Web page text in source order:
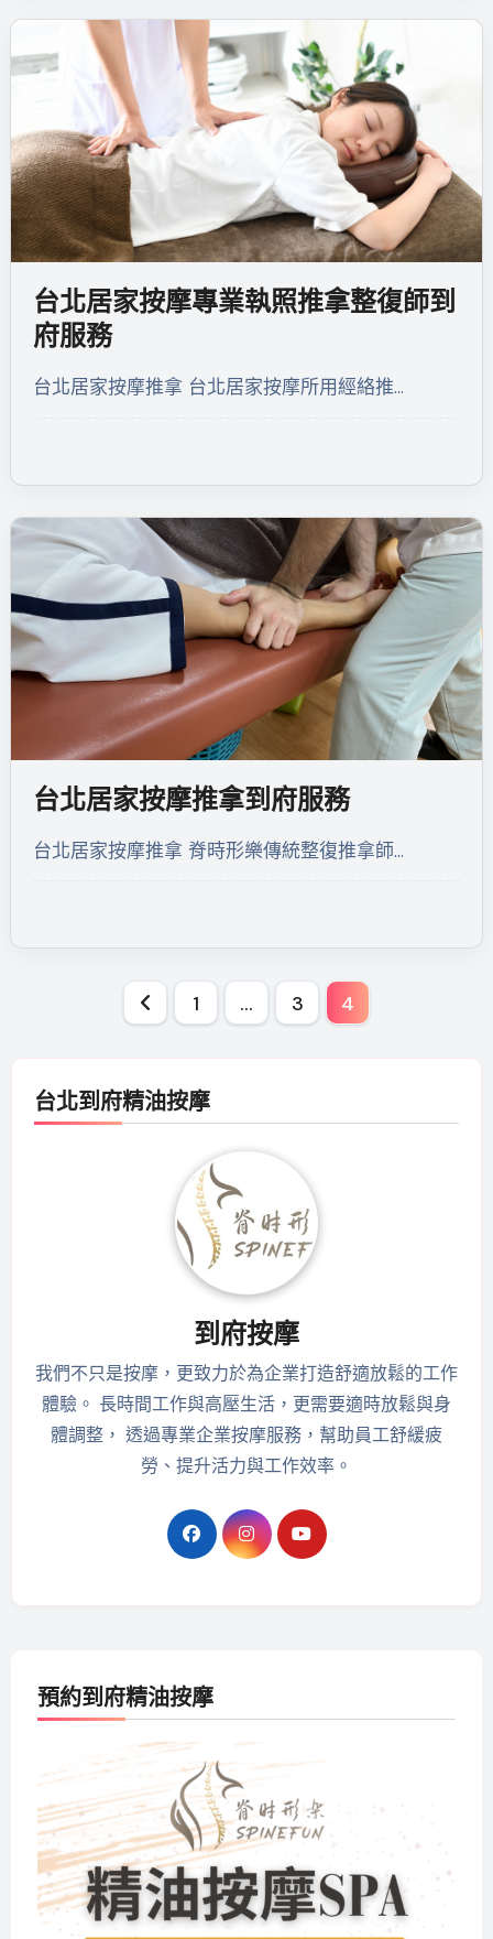
台北居家按摩專業執照推拿整復師到
府服務
台北居家按摩推拿 台北居家按摩所用經絡推…
台北居家按摩推拿到府服務
台北居家按摩推拿 脊時形樂傳統整復推拿師…
分
頁
1 ... 3 4
台北到府精油按摩
到府按摩
我們不只是按摩，更致力於為企業打造舒適放鬆的工作
體驗。 長時間工作與高壓生活，更需要適時放鬆與身
體調整， 透過專業企業按摩服務，幫助員工舒緩疲
勞、提升活力與工作效率。
預約到府精油按摩